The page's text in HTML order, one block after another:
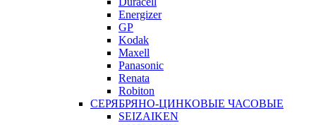
Energizer
GP
Kodak
Maxell
Panasonic
Renata
Robiton
СЕРЯБРЯНО-ЦИНКОВЫЕ ЧАСОВЫЕ
SEIZAIKEN